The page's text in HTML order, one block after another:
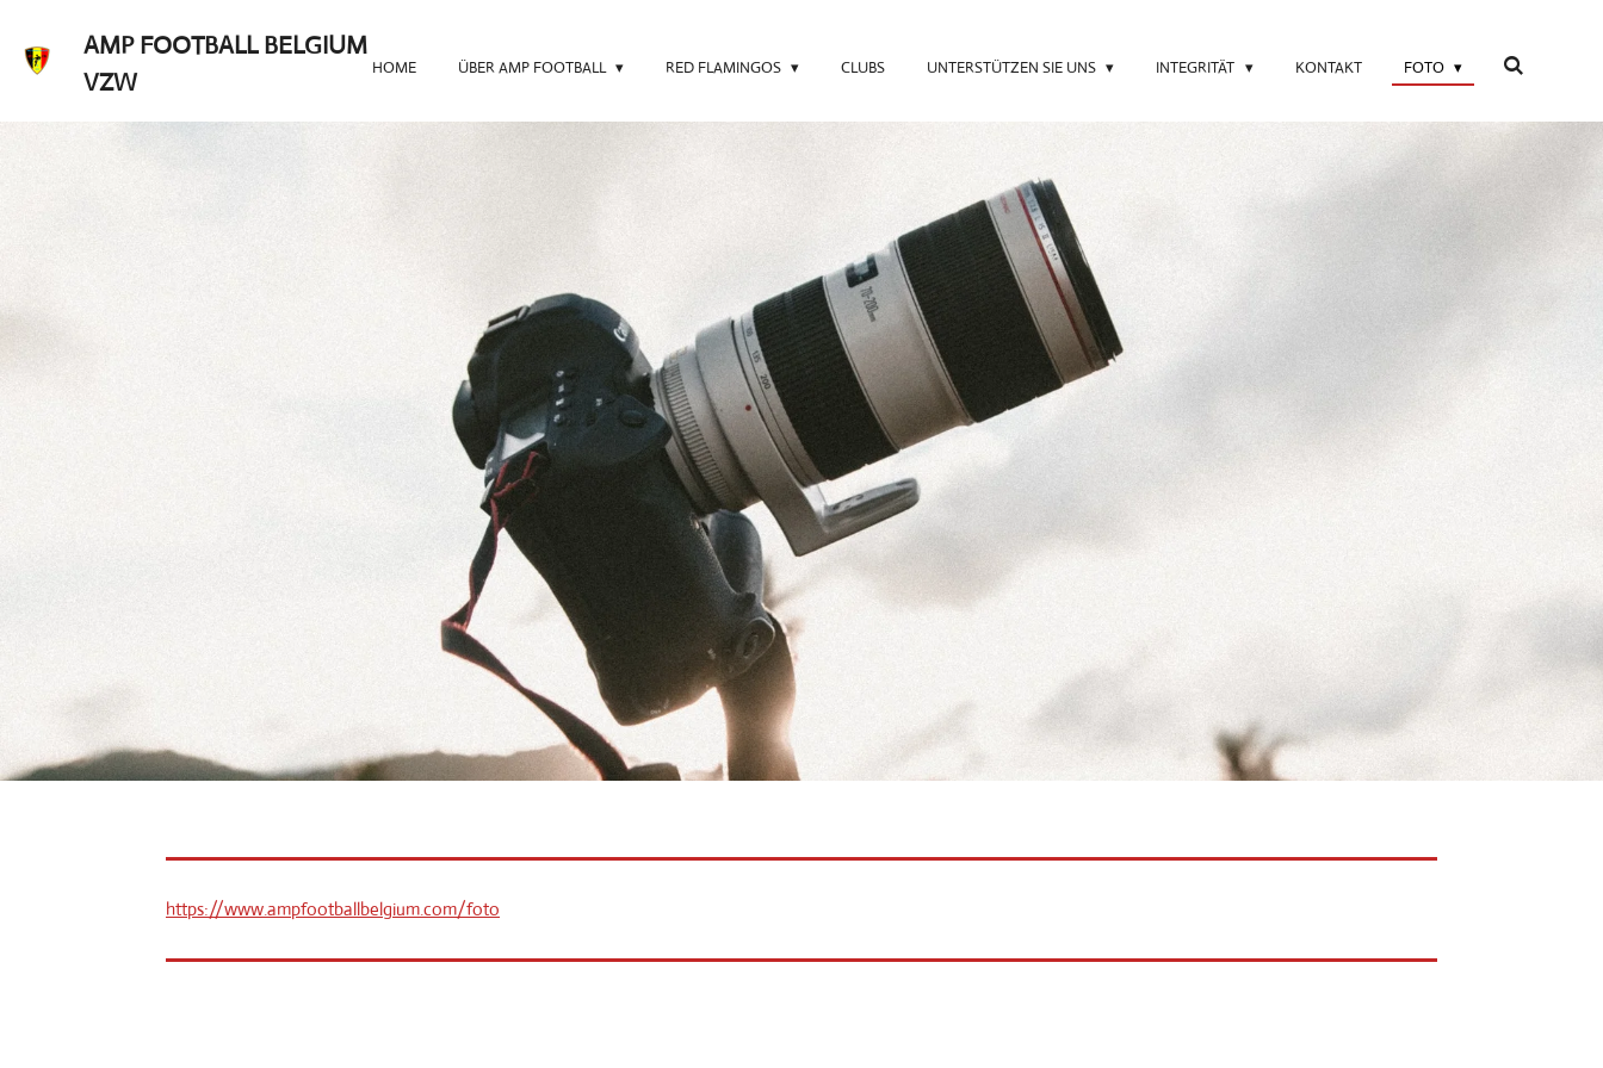
Hauptinhalt
springen
AMP FOOTBALL BELGIUM
VZW
HOME ÜBER AMP FOOTBALL RED FLAMINGOS CLUBS UNTERSTÜTZEN SIE UNS INTEGRITÄT KONTAKT FOTO
https://www.ampfootballbelgium.com/foto